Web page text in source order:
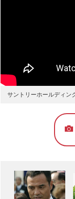
サントリーホールディン